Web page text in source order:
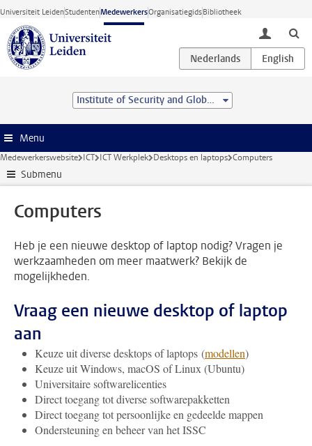
Ga direct naar de inhoud
Universiteit LeidenStudentenMedewerkersOrganisatiegidsBibliotheek
toggle
Institute of Security and Global Affairs
Menu
Medewerkerswebsite ICT ICT Werkplek Desktops en laptops Computers
Submenu
Computers
Heb je een nieuwe desktop of laptop nodig? Vragen je
werkzaamheden om meer maatwerk? Bekijk de
mogelijkheden.
Vraag een nieuwe desktop of laptop
aan
Keuze uit diverse desktops of laptops (modellen)
Keuze uit Windows, macOS of Linux (Ubuntu)
Universitaire softwarelicenties
Direct toegang tot diverse softwarepakketten
Direct toegang tot persoonlijke en gedeelde mappen
Ondersteuning en beheer van het ISSC